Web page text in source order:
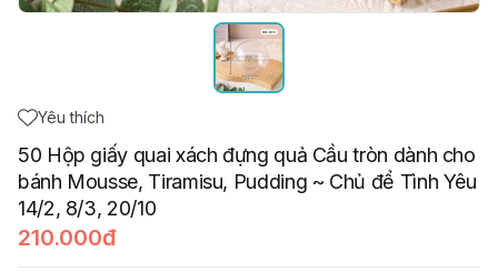
Yêu thích
50 Hộp giấy quai xách đựng quả Cầu tròn dành cho
bánh Mousse, Tiramisu, Pudding ~ Chủ để Tình Yêu
14/2, 8/3, 20/10
210.000đ